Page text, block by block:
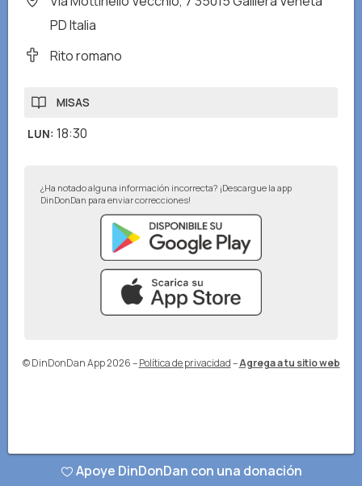
PD Italia
Rito romano
MISAS
LUN: 18:30
¿Ha notado alguna información incorrecta? ¡Descargue la app
DinDonDan para enviar correcciones!
© DinDonDan App 2026– Política de privacidad–Agrega a tu sitio web
Apoye DinDonDan con una donación